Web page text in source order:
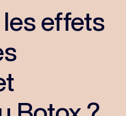
effets